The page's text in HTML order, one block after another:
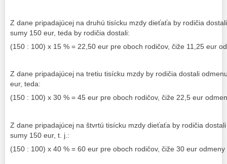
Z dane pripadajúcej na druhú tisícku mzdy dieťaťa by rodičia
sumy 150 eur, teda by rodičia dostali:
(150 : 100) x 15 % = 22,50 eur pre oboch rodičov, čiže 11,25 eur
Z dane pripadajúcej na tretiu tisícku mzdy by rodičia dostali
eur, teda:
(150 : 100) x 30 % = 45 eur pre oboch rodičov, čiže 22,5 eur
Z dane pripadajúcej na štvrtú tisícku mzdy dieťaťa by rodičia
sumy 150 eur, t. j.:
(150 : 100) x 40 % = 60 eur pre oboch rodičov, čiže 30 eur